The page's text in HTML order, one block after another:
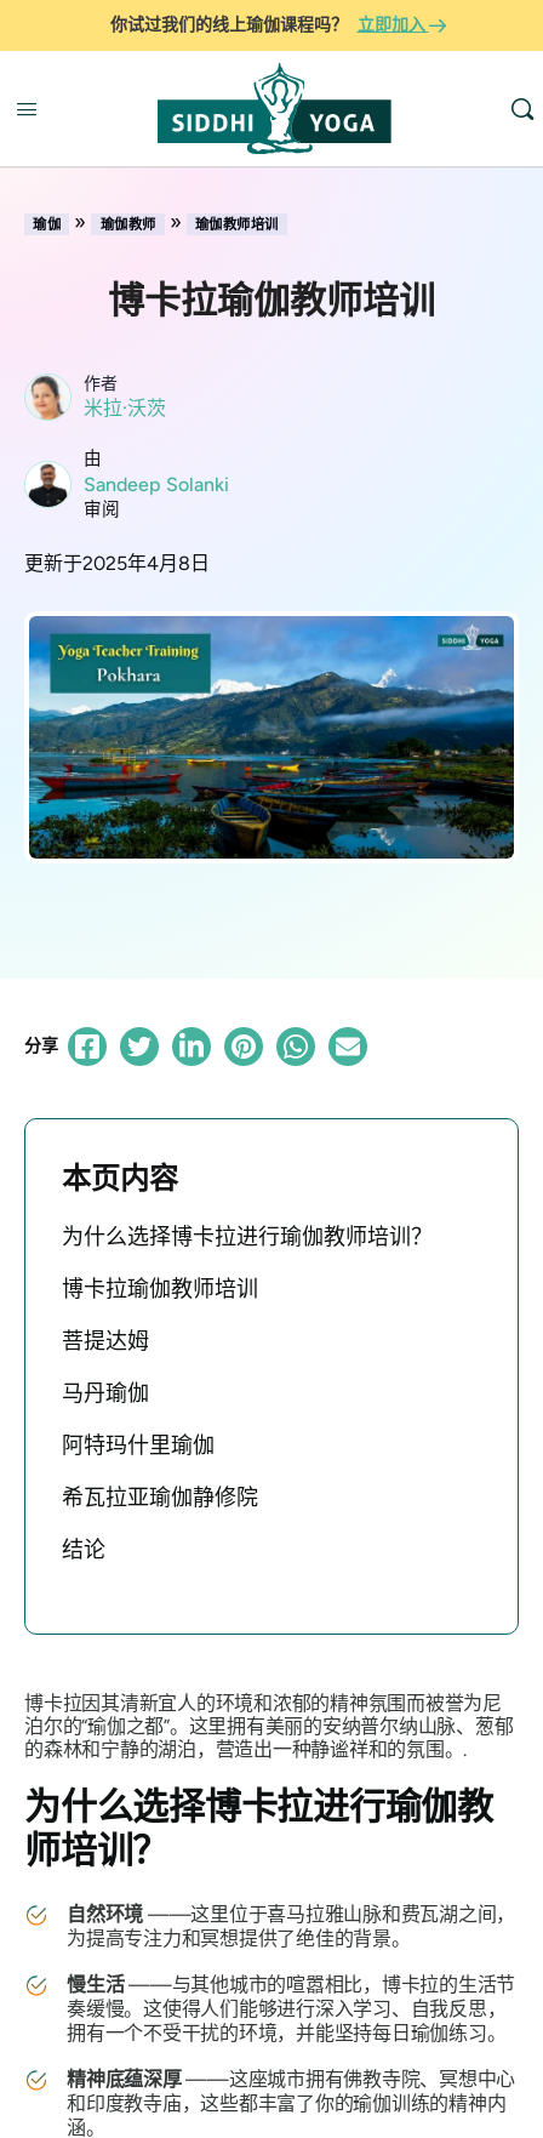
你试过我们的线上瑜伽课程吗？ 立即加入
瑜伽 » 瑜伽教师 » 瑜伽教师培训
博卡拉瑜伽教师培训
作者
米拉·沃茨
由
Sandeep Solanki
审阅
更新于2025年4月8日
分享
本页内容
为什么选择博卡拉进行瑜伽教师培训？
博卡拉瑜伽教师培训
菩提达姆
马丹瑜伽
阿特玛什里瑜伽
希瓦拉亚瑜伽静修院
结论
博卡拉因其清新宜人的环境和浓郁的精神氛围而被誉为尼
泊尔的“瑜伽之都”。这里拥有美丽的安纳普尔纳山脉、葱郁
的森林和宁静的湖泊，营造出一种静谧祥和的氛围。.
为什么选择博卡拉进行瑜伽教
师培训？
自然环境 ——这里位于喜马拉雅山脉和费瓦湖之间，
为提高专注力和冥想提供了绝佳的背景。
慢生活——与其他城市的喧嚣相比，博卡拉的生活节
奏缓慢。这使得人们能够进行深入学习、自我反思，
拥有一个不受干扰的环境，并能坚持每日瑜伽练习。
精神底蕴深厚——这座城市拥有佛教寺院、冥想中心
和印度教寺庙，这些都丰富了你的瑜伽训练的精神内
涵。